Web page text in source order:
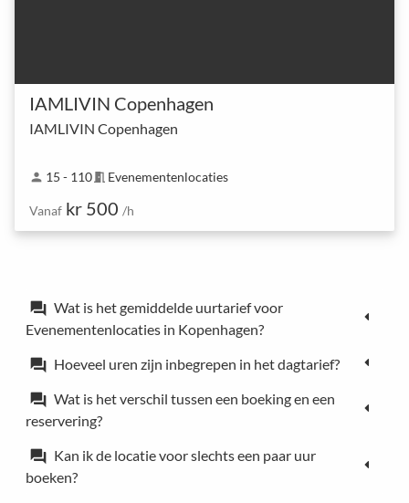
IAMLIVIN Copenhagen
IAMLIVIN Copenhagen
person 15 - 110meeting_room Evenementenlocaties
Vanaf kr 500 /h
forum Wat is het gemiddelde uurtarief voor
Evenementenlocaties in Kopenhagen?
forum Hoeveel uren zijn inbegrepen in het dagtarief?
forum Wat is het verschil tussen een boeking en een
reservering?
forum Kan ik de locatie voor slechts een paar uur
boeken?